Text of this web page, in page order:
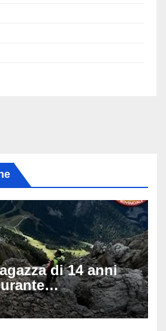
di 14 anni
tragedia sul
alla famiglia